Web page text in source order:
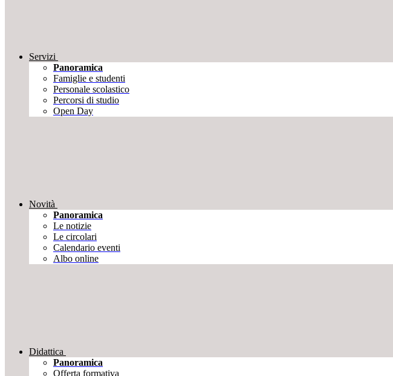
Servizi
Panoramica
Famiglie e studenti
Personale scolastico
Percorsi di studio
Open Day
Novità
Panoramica
Le notizie
Le circolari
Calendario eventi
Albo online
Didattica
Panoramica
Offerta formativa